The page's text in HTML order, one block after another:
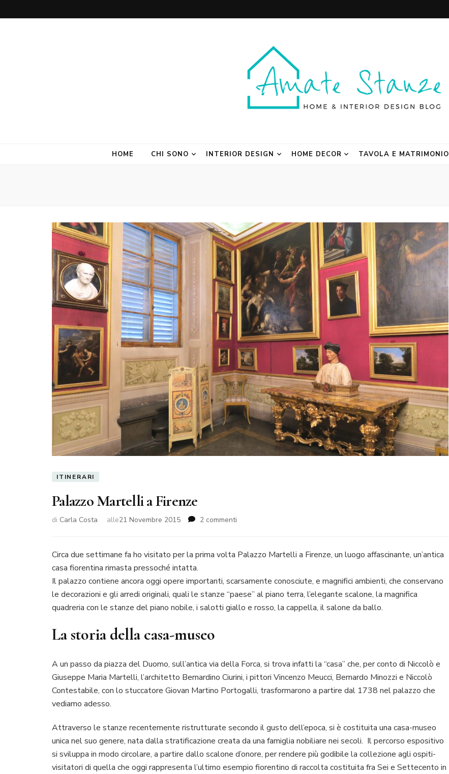
HOME CHI SONO INTERIOR DESIGN HOME DECOR TAVOLA E MATRIMONIO
ITINERARI
Palazzo Martelli a Firenze
di Carla Costa alle21 Novembre 2015 2 commenti
a
Circa due settimane fa ho visitato per la prima volta Palazzo Martelli a Firenze, un luogo affascinante, un’antica
casa fiorentina rimasta pressoché intatta.
Il palazzo contiene ancora oggi opere importanti, scarsamente conosciute, e magnifici ambienti, che conservano
le decorazioni e gli arredi originali, quali le stanze “paese” al piano terra, l’elegante scalone, la magnifica
quadreria con le stanze del piano nobile, i salotti giallo e rosso, la cappella, il salone da ballo.
La storia della casa-museo
A un passo da piazza del Duomo, sull’antica via della Forca, si trova infatti la “casa” che, per conto di Niccolò e
Giuseppe Maria Martelli, l’architetto Bernardino Ciurini, i pittori Vincenzo Meucci, Bernardo Minozzi e Niccolò
Contestabile, con lo stuccatore Giovan Martino Portogalli, trasformarono a partire dal 1738 nel palazzo che
vediamo adesso.
Attraverso le stanze recentemente ristrutturate secondo il gusto dell’epoca, si è costituita una casa-museo
unica nel suo genere, nata dalla stratificazione creata da una famiglia nobiliare nei secoli. Il percorso espositivo
si sviluppa in modo circolare, a partire dallo scalone d’onore, per rendere più godibile la collezione agli ospiti-
visitatori di quella che oggi rappresenta l’ultimo esempio fiorentino di raccolta costituita fra Sei e Settecento in